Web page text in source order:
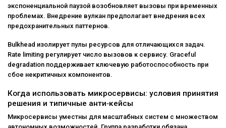
экспоненциальной паузой возобновляет вызовы при временных
проблемах. Внедрение вулкан предполагает внедрения всех
предохранительных паттернов.
Bulkhead изолирует пулы ресурсов для отличающихся задач.
Rate limiting регулирует число вызовов к сервису. Graceful
degradation поддерживает ключевую работоспособность при
сбое некритичных компонентов.
Когда использовать микросервисы: условия принятия
решения и типичные анти‑кейсы
Микросервисы уместны для масштабных систем с множеством